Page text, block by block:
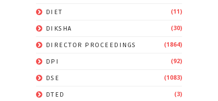
DIET (11)
DIKSHA (30)
DIRECTOR PROCEEDINGS (1864)
DPI (92)
DSE (1083)
DTED (3)